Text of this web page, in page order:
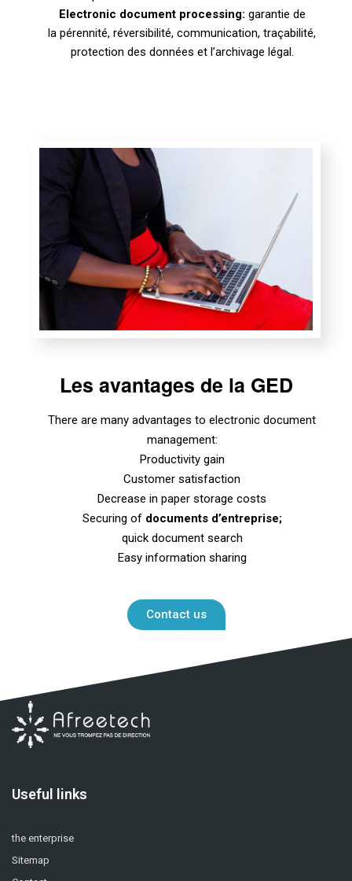
Electronic document processing: garantie de
la pérennité, réversibilité, communication, traçabilité,
protection des données et l’archivage légal.
Les avantages de la GED
There are many advantages to electronic document
management:
Productivity gain
Customer satisfaction
Decrease in paper storage costs
Securing of documents d’entreprise;
quick document search
Easy information sharing
Contact us
Useful links
the enterprise
Sitemap